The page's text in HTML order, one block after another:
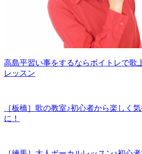
高島平習い事をするならボイトレで歌
レッスン
［板橋］歌の教室♪初心者から楽しく
に！